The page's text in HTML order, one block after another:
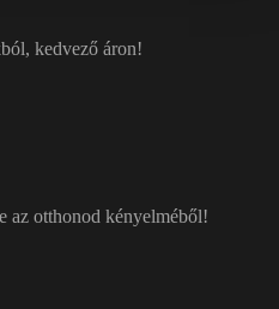
kedvező áron!
az otthonod kényelméből!